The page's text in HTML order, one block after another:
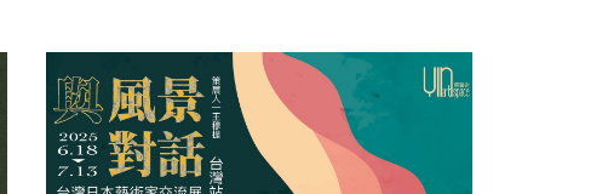
《與風景對話》日本台灣藝術家交流展